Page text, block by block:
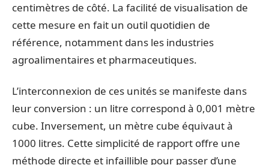
centimètres de côté. La facilité de visualisation de
cette mesure en fait un outil quotidien de
référence, notamment dans les industries
agroalimentaires et pharmaceutiques.
L’interconnexion de ces unités se manifeste dans
leur conversion : un litre correspond à 0,001 mètre
cube. Inversement, un mètre cube équivaut à
1000 litres. Cette simplicité de rapport offre une
méthode directe et infaillible pour passer d’une